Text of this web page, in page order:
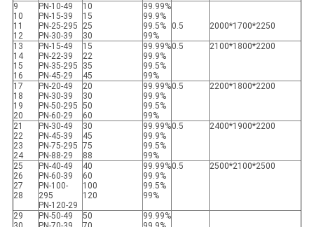
NEWS
SITEMAP
プ
ラ
イ
バ
シ
9
10
11
12
PN-10-49
PN-15-39
PN-25-295
PN-30-39
10
15
25
30
99.99%
99.9%
99.5%
99%
0.5 2000*1700*2250
13
14
15
16
PN-15-49
PN-22-39
PN-35-295
PN-45-29
15
22
35
45
99.99%
99.9%
99.5%
99%
0.5 2100*1800*2200
17
18
19
20
PN-20-49
PN-30-39
PN-50-295
PN-60-29
20
30
50
60
99.99%
99.9%
99.5%
99%
0.5 2200*1800*2200
21
22
23
24
PN-30-49
PN-45-39
PN-75-295
PN-88-29
30
45
75
88
99.99%
99.9%
99.5%
99%
0.5 2400*1900*2200
25
26
27
28
PN-40-49
PN-60-39
PN-100-
295
PN-120-29
40
60
100
120
99.99%
99.9%
99.5%
99%
0.5 2500*2100*2500
29
PN-50-49
50
99.99%